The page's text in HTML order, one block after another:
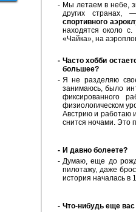
- Мы летаем в небе,
других странах,
спортивного
находятся около
«Чайка», на
- Часто хобби
большее?
- Я не разделяю
занимаюсь, было
фиксированного
физиологическом
Австрию и работаю
снится ночами. Это
- И давно болеете?
- Думаю, еще до
пилотажу, даже
история началась в
- Что-нибудь еще